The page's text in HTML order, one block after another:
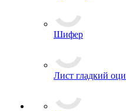
Шифер
Лист гладкий